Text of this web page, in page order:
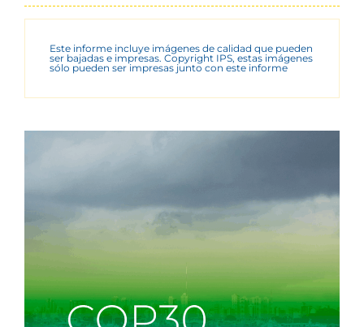
Este informe incluye imágenes de calidad que pueden
ser bajadas e impresas. Copyright IPS, estas imágenes
sólo pueden ser impresas junto con este informe